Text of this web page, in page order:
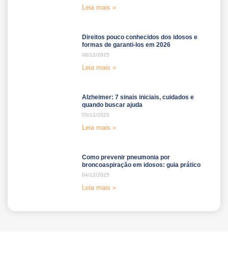
Leia mais »
Direitos pouco conhecidos dos idosos e
formas de garanti-los em 2026
06/12/2025
Leia mais »
Alzheimer: 7 sinais iniciais, cuidados e
quando buscar ajuda
05/12/2025
Leia mais »
Como prevenir pneumonia por
broncoaspiração em idosos: guia prático
04/12/2025
Leia mais »